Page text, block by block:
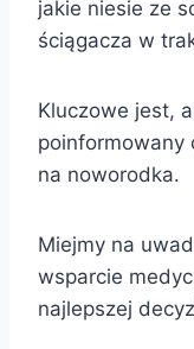
jakie niesie ze
ściągacza w
Kluczowe jest,
poinformowany
na noworodka.
Miejmy na
wsparcie
najlepszej